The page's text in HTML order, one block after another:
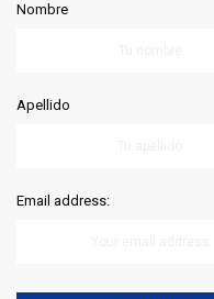
Nombre
Apellido
Email address: